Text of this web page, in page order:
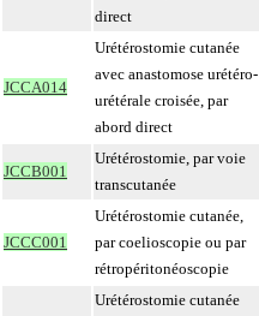
direct
JCCA014
Urétérostomie cutanée
avec anastomose urétéro-
urétérale croisée, par
abord direct
JCCB001
Urétérostomie, par voie
transcutanée
JCCC001
Urétérostomie cutanée,
par coelioscopie ou par
rétropéritonéoscopie
Urétérostomie cutanée